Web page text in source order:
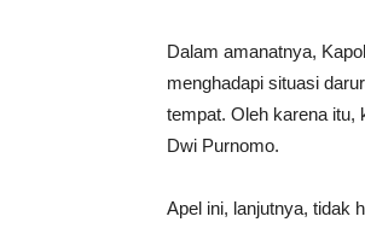
Dalam amanatnya,
menghadapi situasi
tempat. Oleh karena itu,
Dwi Purnomo.
Apel ini, lanjutnya, tidak